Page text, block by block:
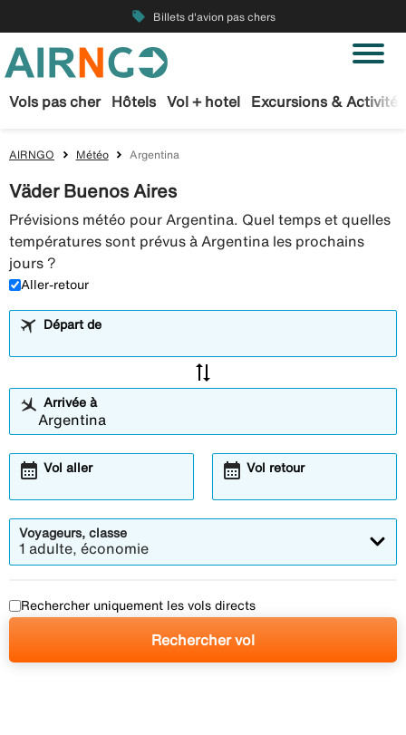
local_offer Billets d'avion pas chers
Vols pas cher Hôtels Vol + hotel Excursions & Activités
AIRNGO Météo Argentina
Väder Buenos Aires
Prévisions météo pour Argentina. Quel temps et quelles
températures sont prévus à Argentina les prochains
jours ?
Aller-retour
Départ de
sync_alt
Arrivée à
Vol aller
calendar_month Vol retour
calendar_month
Voyageurs, classe
1 adulte, économie
Rechercher uniquement les vols directs
Rechercher vol